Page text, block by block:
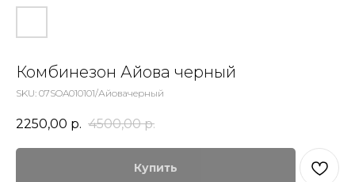
Комбинезон Айова черный
SKU: 07SOA010101/Айовачерный
2250,00 р. 4500,00 р.
Купить